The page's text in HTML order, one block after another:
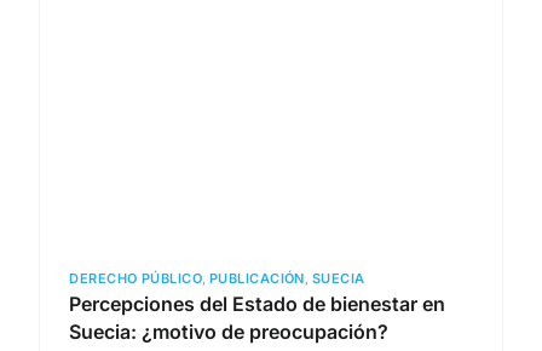
DERECHO PÚBLICO,PUBLICACIÓN, SUECIA
Percepciones del Estado de bienestar en
Suecia: ¿motivo de preocupación?